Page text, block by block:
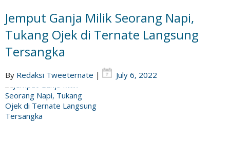
Jemput Ganja Milik Seorang Napi,
Tukang Ojek di Ternate Langsung
Tersangka
By Redaksi Tweeternate | July 6, 2022